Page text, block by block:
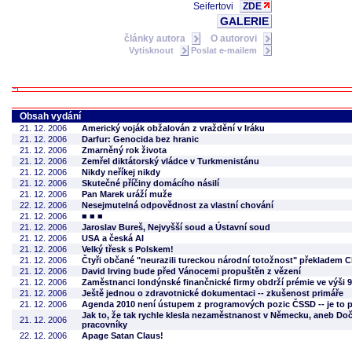
Seifertovi
ZDE
GALERIE
články autora O autorovi
Vytisknout Poslat e-mailem
Obsah vydání
21. 12. 2006
Americký voják obžalován z vraždění v Iráku
21. 12. 2006
Darfur: Genocida bez hranic
21. 12. 2006
Zmarněný rok života
21. 12. 2006
Zemřel diktátorský vládce v Turkmenistánu
21. 12. 2006
Nikdy neříkej nikdy
21. 12. 2006
Skutečné příčiny domácího násilí
21. 12. 2006
Pan Marek uráží muže
22. 12. 2006
Nesejmutelná odpovědnost za vlastní chování
21. 12. 2006
■ ■ ■
21. 12. 2006
Jaroslav Bureš, Nejvyšší soud a Ústavní soud
21. 12. 2006
USA a česká AI
21. 12. 2006
Velký třesk s Polskem!
21. 12. 2006
Čtyři občané "neurazili tureckou národní totožnost" překladem
21. 12. 2006
David Irving bude před Vánocemi propuštěn z vězení
21. 12. 2006
Zaměstnanci londýnské finančnické firmy obdrží prémie ve výši
21. 12. 2006
Ještě jednou o zdravotnické dokumentaci -- zkušenost primáře
21. 12. 2006
Agenda 2010 není ústupem z programových pozic ČSSD -- je to
21. 12. 2006
Jak to, že tak rychle klesla nezaměstnanost v Německu, aneb
pracovníky
22. 12. 2006
Apage Satan Claus!